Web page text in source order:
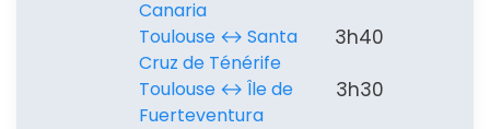
Canaria
Toulouse ↔︎ Santa
Cruz de Ténérife
3h40
Toulouse ↔︎ Île de
Fuerteventura
3h30